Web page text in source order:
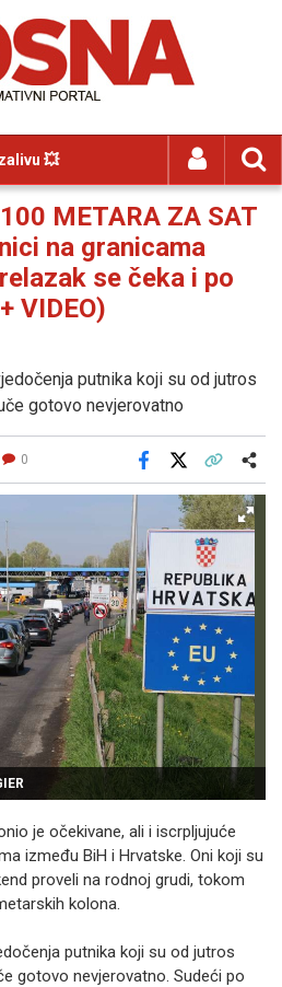
💥
METARA ZA SAT
na granicama
se čeka i po
VIDEO)
putnika koji su od jutros
gotovo nevjerovatno
0
Facebook
je očekivane, ali i iscrpljujuće
između BiH i Hrvatske. Oni koji su
proveli na rodnoj grudi, tokom
kolona.
putnika koji su od jutros
gotovo nevjerovatno. Sudeći po